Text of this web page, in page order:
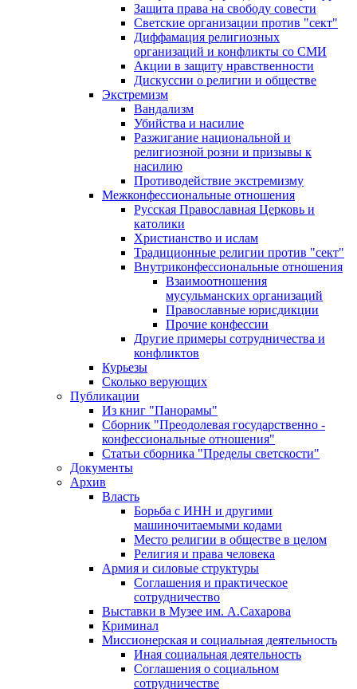
Защита права на свободу совести
Светские организации против "сект"
Диффамация религиозных
организаций и конфликты со СМИ
Акции в защиту нравственности
Дискуссии о религии и обществе
Экстремизм
Вандализм
Убийства и насилие
Разжигание национальной и
религиозной розни и призывы к
насилию
Противодействие экстремизму
Межконфессиональные отношения
Русская Православная Церковь и
католики
Христианство и ислам
Традиционные религии против "сект"
Внутриконфессиональные отношения
Взаимоотношения
мусульманских организаций
Православные юрисдикции
Прочие конфессии
Другие примеры сотрудничества и
конфликтов
Курьезы
Сколько верующих
Публикации
Из книг "Панорамы"
Сборник "Преодолевая государственно -
конфессиональные отношения"
Статьи сборника "Пределы светскости"
Документы
Архив
Власть
Борьба с ИНН и другими
машиночитаемыми кодами
Место религии в обществе в целом
Религия и права человека
Армия и силовые структуры
Соглашения и практическое
сотрудничество
Выставки в Музее им. А.Сахарова
Криминал
Миссионерская и социальная деятельность
Иная социальная деятельность
Соглашения о социальном
сотрудничестве